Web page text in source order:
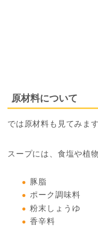
原材料について
では原材料も見てみます
スープには、食塩や植
豚脂
ポーク調味料
粉末しょうゆ
香辛料